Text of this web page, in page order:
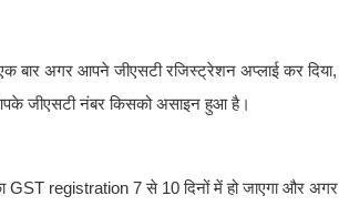
बार अगर आपने जीएसटी रजिस्ट्रेशन अप्लाई कर दिया,
जीएसटी नंबर किसको असाइन हुआ है।
registration 7 से 10 दिनों में हो जाएगा और अगर